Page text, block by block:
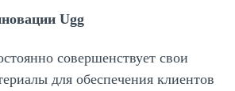
Ugg
совершенствует свои
для обеспечения клиентов